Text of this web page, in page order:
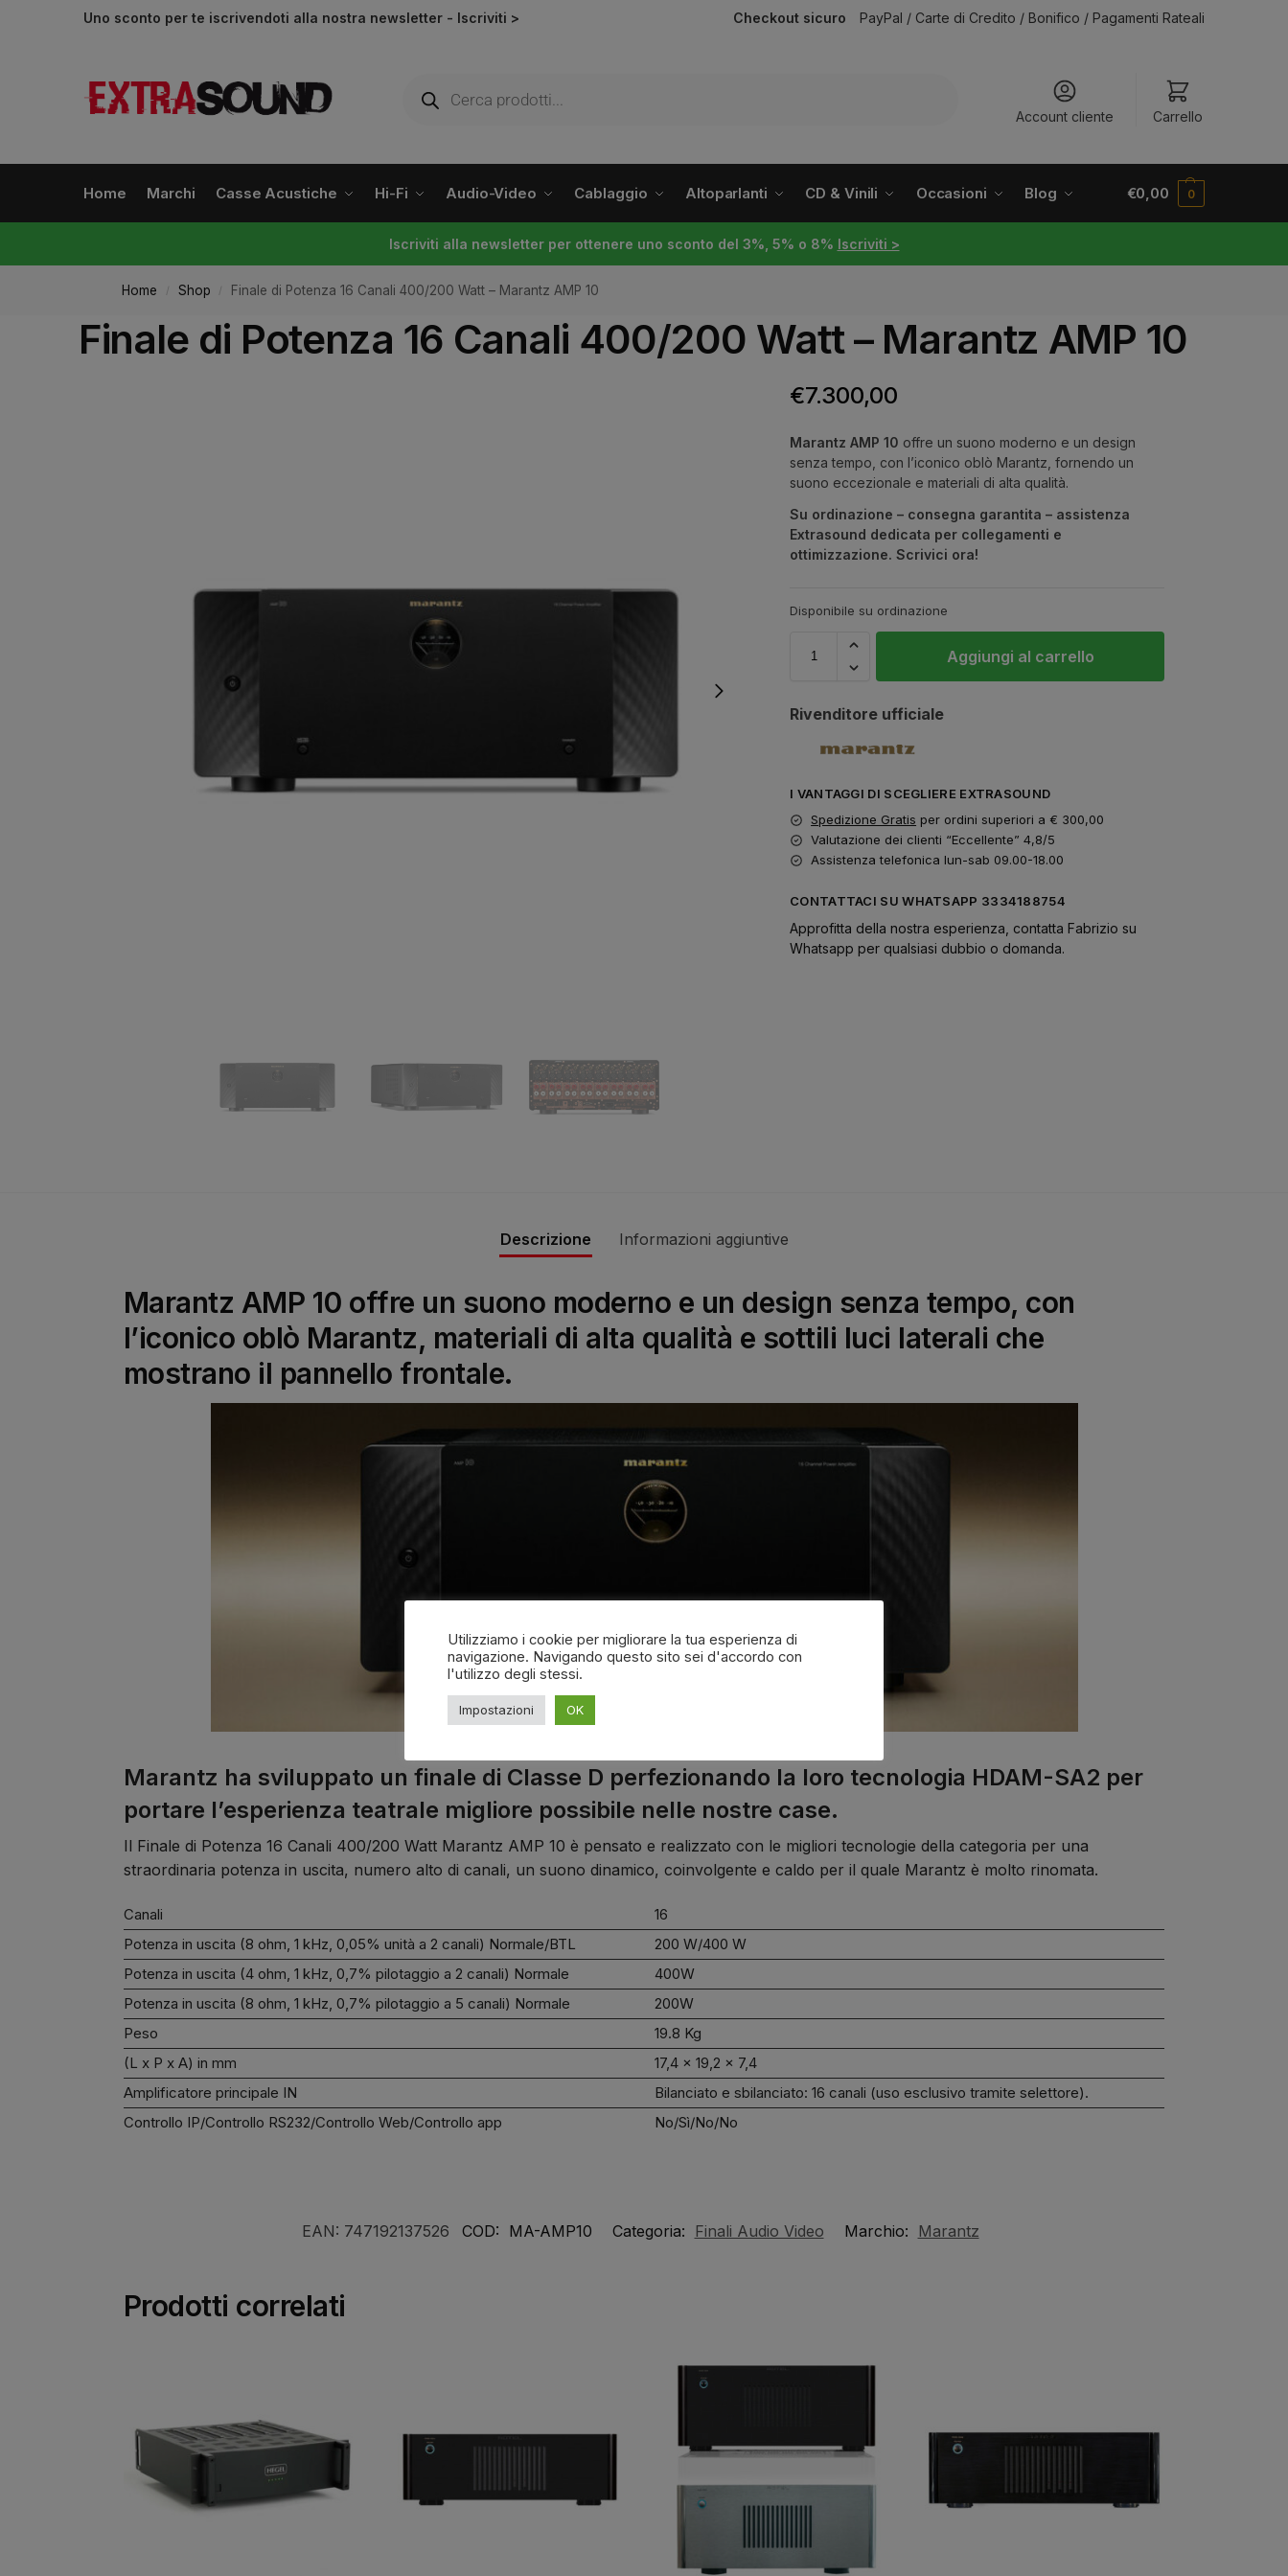
Uno sconto per te iscrivendoti alla nostra newsletter - Iscriviti > Checkout sicuro PayPal / Carte di Credito / Bonifico / Pagamenti Rateali
Account cliente Carrello
Home Marchi Casse Acustiche Hi-Fi Audio-Video Cablaggio Altoparlanti CD & Vinili Occasioni Blog €0,00 0
Iscriviti alla newsletter per ottenere uno sconto del 3%, 5% o 8% Iscriviti >
Home / Shop / Finale di Potenza 16 Canali 400/200 Watt – Marantz AMP 10
Finale di Potenza 16 Canali 400/200 Watt – Marantz AMP 10
€7.300,00
Marantz AMP 10 offre un suono moderno e un design
senza tempo, con l’iconico oblò Marantz, fornendo un
suono eccezionale e materiali di alta qualità.
Su ordinazione – consegna garantita – assistenza
Extrasound dedicata per collegamenti e
ottimizzazione. Scrivici ora!
Disponibile su ordinazione
Aggiungi al carrello
Rivenditore ufficiale
I VANTAGGI DI SCEGLIERE EXTRASOUND
Spedizione Gratis per ordini superiori a € 300,00
Valutazione dei clienti “Eccellente” 4,8/5
Assistenza telefonica lun-sab 09.00-18.00
CONTATTACI SU WHATSAPP 3334188754
Approfitta della nostra esperienza, contatta Fabrizio su
Whatsapp per qualsiasi dubbio o domanda.
Descrizione Informazioni aggiuntive
Marantz AMP 10 offre un suono moderno e un design senza tempo, con
l’iconico oblò Marantz, materiali di alta qualità e sottili luci laterali che
mostrano il pannello frontale.
Marantz ha sviluppato un finale di Classe D perfezionando la loro tecnologia HDAM-SA2 per
portare l’esperienza teatrale migliore possibile nelle nostre case.
Il Finale di Potenza 16 Canali 400/200 Watt Marantz AMP 10 è pensato e realizzato con le migliori tecnologie della categoria per una
straordinaria potenza in uscita, numero alto di canali, un suono dinamico, coinvolgente e caldo per il quale Marantz è molto rinomata.
Canali
16
Potenza in uscita (8 ohm, 1 kHz, 0,05% unità a 2 canali) Normale/BTL
200 W/400 W
Potenza in uscita (4 ohm, 1 kHz, 0,7% pilotaggio a 2 canali) Normale
400W
Potenza in uscita (8 ohm, 1 kHz, 0,7% pilotaggio a 5 canali) Normale
200W
Peso
19.8 Kg
(L x P x A) in mm
17,4 x 19,2 x 7,4
Amplificatore principale IN
Bilanciato e sbilanciato: 16 canali (uso esclusivo tramite selettore).
Controllo IP/Controllo RS232/Controllo Web/Controllo app
No/Sì/No/No
EAN: 747192137526 COD: MA-AMP10 Categoria: Finali Audio Video Marchio: Marantz
Prodotti correlati
Utilizziamo i cookie per migliorare la tua esperienza di
navigazione. Navigando questo sito sei d'accordo con
l'utilizzo degli stessi.
Impostazioni OK